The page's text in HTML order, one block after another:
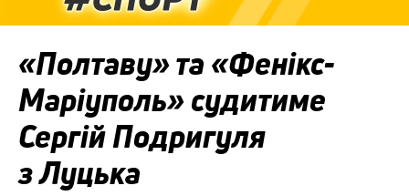
«Полтаву» та «Фенікс-
Маріуполь» судитиме
Сергій Подригуля
з Луцька